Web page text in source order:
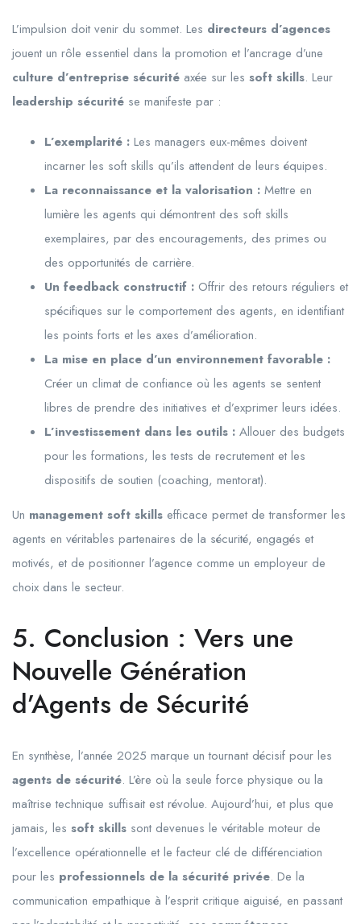
L’impulsion doit venir du sommet. Les directeurs d’agences
jouent un rôle essentiel dans la promotion et l’ancrage d’une
culture d’entreprise sécurité axée sur les soft skills. Leur
leadership sécurité se manifeste par :
L’exemplarité : Les managers eux-mêmes doivent
incarner les soft skills qu’ils attendent de leurs équipes.
La reconnaissance et la valorisation : Mettre en
lumière les agents qui démontrent des soft skills
exemplaires, par des encouragements, des primes ou
des opportunités de carrière.
Un feedback constructif : Offrir des retours réguliers et
spécifiques sur le comportement des agents, en identifiant
les points forts et les axes d’amélioration.
La mise en place d’un environnement favorable :
Créer un climat de confiance où les agents se sentent
libres de prendre des initiatives et d’exprimer leurs idées.
L’investissement dans les outils : Allouer des budgets
pour les formations, les tests de recrutement et les
dispositifs de soutien (coaching, mentorat).
Un management soft skills efficace permet de transformer les
agents en véritables partenaires de la sécurité, engagés et
motivés, et de positionner l’agence comme un employeur de
choix dans le secteur.
5. Conclusion : Vers une
Nouvelle Génération
d’Agents de Sécurité
En synthèse, l’année 2025 marque un tournant décisif pour les
agents de sécurité. L’ère où la seule force physique ou la
maîtrise technique suffisait est révolue. Aujourd’hui, et plus que
jamais, les soft skills sont devenues le véritable moteur de
l’excellence opérationnelle et le facteur clé de différenciation
pour les professionnels de la sécurité privée. De la
communication empathique à l’esprit critique aiguisé, en passant